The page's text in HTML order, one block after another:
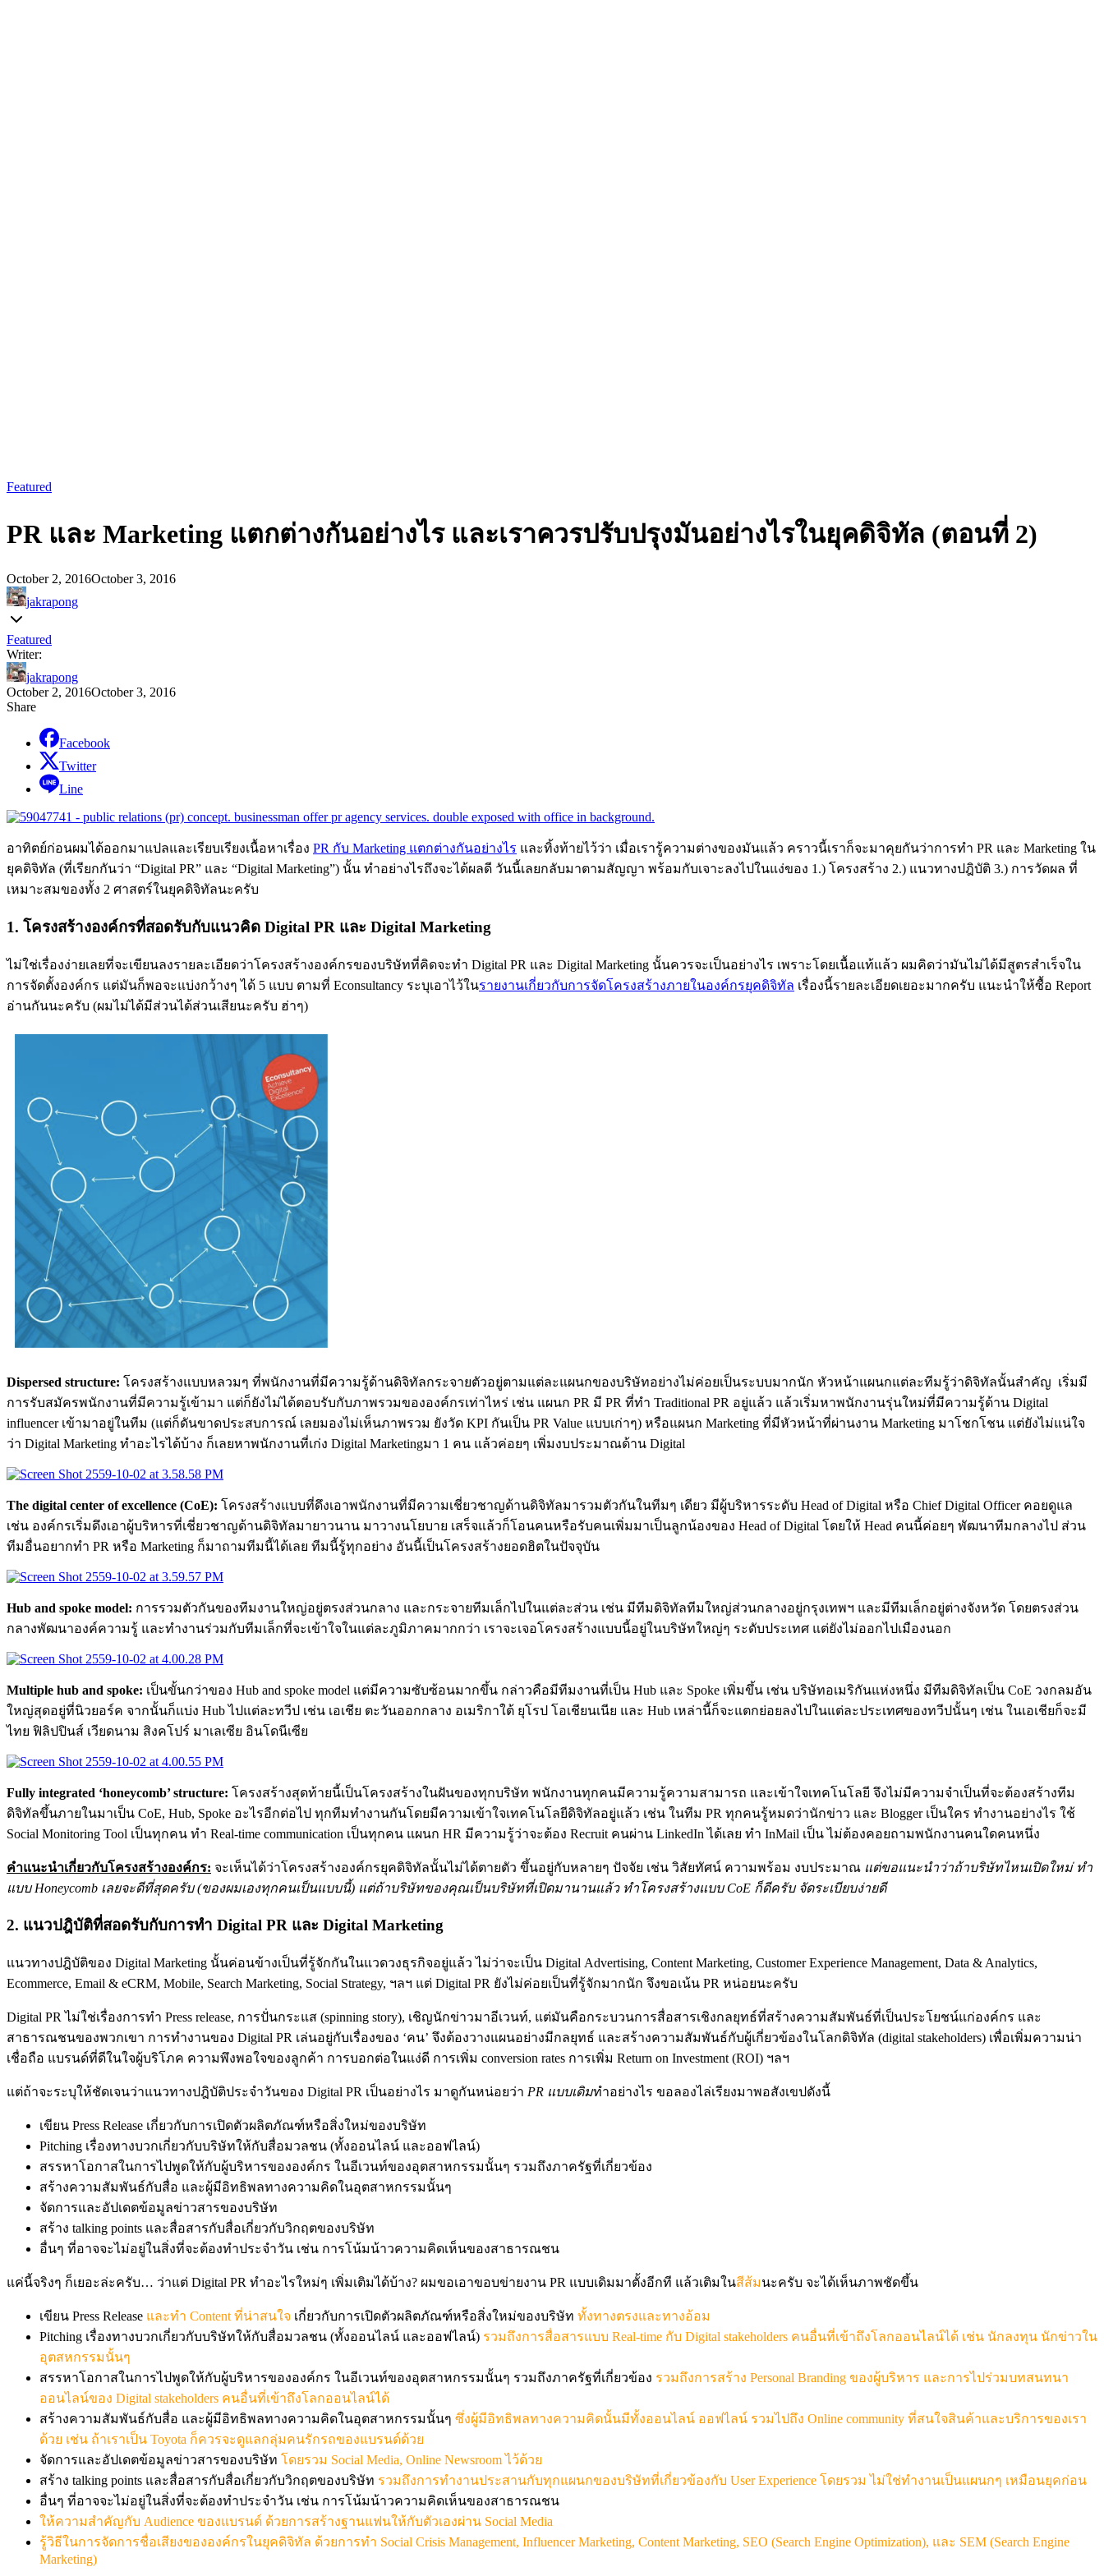
Featured
PR และ Marketing แตกต่างกันอย่างไร และเราควรปรับปรุงมันอย่างไรในยุคดิจิทัล (ตอนที่ 2)
October 2, 2016October 3, 2016
jakrapong
Featured
Writer:
jakrapong
October 2, 2016October 3, 2016
Share
Facebook
Twitter
Line
อาทิตย์ก่อนผมได้ออกมาแปลและเรียบเรียงเนื้อหาเรื่อง PR กับ Marketing แตกต่างกันอย่างไร และทิ้งท้ายไว้ว่า เมื่อเรารู้ความต่างของมันแล้ว คราวนี้เราก็จะมาคุยกันว่าการทำ PR และ Marketing ใน
ยุคดิจิทัล (ที่เรียกกันว่า “Digital PR” และ “Digital Marketing”) นั้น ทำอย่างไรถึงจะได้ผลดี วันนี้เลยกลับมาตามสัญญา พร้อมกับเจาะลงไปในแง่ของ 1.) โครงสร้าง 2.) แนวทางปฎิบัติ 3.) การวัดผล ที่
เหมาะสมของทั้ง 2 ศาสตร์ในยุคดิจิทัลนะครับ
1. โครงสร้างองค์กรที่สอดรับกับแนวคิด Digital PR และ Digital Marketing
ไม่ใช่เรื่องง่ายเลยที่จะเขียนลงรายละเอียดว่าโครงสร้างองค์กรของบริษัทที่คิดจะทำ Digital PR และ Digital Marketing นั้นควรจะเป็นอย่างไร เพราะโดยเนื้อแท้แล้ว ผมคิดว่ามันไม่ได้มีสูตรสำเร็จใน
การจัดตั้งองค์กร แต่มันก็พอจะแบ่งกว้างๆ ได้ 5 แบบ ตามที่ Econsultancy ระบุเอาไว้ในรายงานเกี่ยวกับการจัดโครงสร้างภายในองค์กรยุคดิจิทัล เรื่องนี้รายละเอียดเยอะมากครับ แนะนำให้ซื้อ Report
อ่านกันนะครับ (ผมไม่ได้มีส่วนได้ส่วนเสียนะครับ ฮ่าๆ)
Dispersed structure: โครงสร้างแบบหลวมๆ ที่พนักงานที่มีความรู้ด้านดิจิทัลกระจายตัวอยู่ตามแต่ละแผนกของบริษัทอย่างไม่ค่อยเป็นระบบมากนัก หัวหน้าแผนกแต่ละทีมรู้ว่าดิจิทัลนั้นสำคัญ เริ่มมี
การรับสมัครพนักงานที่มีความรู้เข้ามา แต่ก็ยังไม่ได้ตอบรับกับภาพรวมขององค์กรเท่าไหร่ เช่น แผนก PR มี PR ที่ทำ Traditional PR อยู่แล้ว แล้วเริ่มหาพนักงานรุ่นใหม่ที่มีความรู้ด้าน Digital
influencer เข้ามาอยู่ในทีม (แต่ก็ดันขาดประสบการณ์ เลยมองไม่เห็นภาพรวม ยังวัด KPI กันเป็น PR Value แบบเก่าๆ) หรือแผนก Marketing ที่มีหัวหน้าที่ผ่านงาน Marketing มาโชกโชน แต่ยังไม่แน่ใจ
ว่า Digital Marketing ทำอะไรได้บ้าง ก็เลยหาพนักงานที่เก่ง Digital Marketingมา 1 คน แล้วค่อยๆ เพิ่มงบประมาณด้าน Digital
The digital center of excellence (CoE): โครงสร้างแบบที่ดึงเอาพนักงานที่มีความเชี่ยวชาญด้านดิจิทัลมารวมตัวกันในทีมๆ เดียว มีผู้บริหารระดับ Head of Digital หรือ Chief Digital Officer คอยดูแล
เช่น องค์กรเริ่มดึงเอาผู้บริหารที่เชี่ยวชาญด้านดิจิทัลมายาวนาน มาวางนโยบาย เสร็จแล้วก็โอนคนหรือรับคนเพิ่มมาเป็นลูกน้องของ Head of Digital โดยให้ Head คนนี้ค่อยๆ พัฒนาทีมกลางไป ส่วน
ทีมอื่นอยากทำ PR หรือ Marketing ก็มาถามทีมนี้ได้เลย ทีมนี้รู้ทุกอย่าง อันนี้เป็นโครงสร้างยอดฮิตในปัจจุบัน
Hub and spoke model: การรวมตัวกันของทีมงานใหญ่อยู่ตรงส่วนกลาง และกระจายทีมเล็กไปในแต่ละส่วน เช่น มีทีมดิจิทัลทีมใหญ่ส่วนกลางอยู่กรุงเทพฯ และมีทีมเล็กอยู่ต่างจังหวัด โดยตรงส่วน
กลางพัฒนาองค์ความรู้ และทำงานร่วมกับทีมเล็กที่จะเข้าใจในแต่ละภูมิภาคมากกว่า เราจะเจอโครงสร้างแบบนี้อยู่ในบริษัทใหญ่ๆ ระดับประเทศ แต่ยังไม่ออกไปเมืองนอก
Multiple hub and spoke: เป็นขั้นกว่าของ Hub and spoke model แต่มีความซับซ้อนมากขึ้น กล่าวคือมีทีมงานที่เป็น Hub และ Spoke เพิ่มขึ้น เช่น บริษัทอเมริกันแห่งหนึ่ง มีทีมดิจิทัลเป็น CoE วงกลมอัน
ใหญ่สุดอยู่ที่นิวยอร์ค จากนั้นก็แบ่ง Hub ไปแต่ละทวีป เช่น เอเชีย ตะวันออกกลาง อเมริกาใต้ ยุโรป โอเชียนเนีย และ Hub เหล่านี้ก็จะแตกย่อยลงไปในแต่ละประเทศของทวีปนั้นๆ เช่น ในเอเชียก็จะมี
ไทย ฟิลิปปินส์ เวียดนาม สิงคโปร์ มาเลเซีย อินโดนีเซีย
Fully integrated ‘honeycomb’ structure: โครงสร้างสุดท้ายนี้เป็นโครงสร้างในฝันของทุกบริษัท พนักงานทุกคนมีความรู้ความสามารถ และเข้าใจเทคโนโลยี จึงไม่มีความจำเป็นที่จะต้องสร้างทีม
ดิจิทัลขึ้นภายในมาเป็น CoE, Hub, Spoke อะไรอีกต่อไป ทุกทีมทำงานกันโดยมีความเข้าใจเทคโนโลยีดิจิทัลอยู่แล้ว เช่น ในทีม PR ทุกคนรู้หมดว่านักข่าว และ Blogger เป็นใคร ทำงานอย่างไร ใช้
Social Monitoring Tool เป็นทุกคน ทำ Real-time communication เป็นทุกคน แผนก HR มีความรู้ว่าจะต้อง Recruit คนผ่าน LinkedIn ได้เลย ทำ InMail เป็น ไม่ต้องคอยถามพนักงานคนใดคนหนึ่ง
คำแนะนำเกี่ยวกับโครงสร้างองค์กร: จะเห็นได้ว่าโครงสร้างองค์กรยุคดิจิทัลนั้นไม่ได้ตายตัว ขึ้นอยู่กับหลายๆ ปัจจัย เช่น วิสัยทัศน์ ความพร้อม งบประมาณ แต่ขอแนะนำว่าถ้าบริษัทไหนเปิดใหม่ ทำ
แบบ Honeycomb เลยจะดีที่สุดครับ (ของผมเองทุกคนเป็นแบบนี้) แต่ถ้าบริษัทของคุณเป็นบริษัทที่เปิดมานานแล้ว ทำโครงสร้างแบบ CoE ก็ดีครับ จัดระเบียบง่ายดี
2. แนวปฎิบัติที่สอดรับกับการทำ Digital PR และ Digital Marketing
แนวทางปฎิบัติของ Digital Marketing นั้นค่อนข้างเป็นที่รู้จักกันในแวดวงธุรกิจอยู่แล้ว ไม่ว่าจะเป็น Digital Advertising, Content Marketing, Customer Experience Management, Data & Analytics,
Ecommerce, Email & eCRM, Mobile, Search Marketing, Social Strategy, ฯลฯ แต่ Digital PR ยังไม่ค่อยเป็นที่รู้จักมากนัก จึงขอเน้น PR หน่อยนะครับ
Digital PR ไม่ใช่เรื่องการทำ Press release, การปั่นกระแส (spinning story), เชิญนักข่าวมาอีเวนท์, แต่มันคือกระบวนการสื่อสารเชิงกลยุทธ์ที่สร้างความสัมพันธ์ที่เป็นประโยชน์แก่องค์กร และ
สาธารณชนของพวกเขา การทำงานของ Digital PR เล่นอยู่กับเรื่องของ ‘คน’ จึงต้องวางแผนอย่างมีกลยุทธ์ และสร้างความสัมพันธ์กับผู้เกี่ยวข้องในโลกดิจิทัล (digital stakeholders) เพื่อเพิ่มความน่า
เชื่อถือ แบรนด์ที่ดีในใจผู้บริโภค ความพึงพอใจของลูกค้า การบอกต่อในแง่ดี การเพิ่ม conversion rates การเพิ่ม Return on Investment (ROI) ฯลฯ
แต่ถ้าจะระบุให้ชัดเจนว่าแนวทางปฎิบัติประจำวันของ Digital PR เป็นอย่างไร มาดูกันหน่อยว่า PR แบบเดิมทำอย่างไร ขอลองไล่เรียงมาพอสังเขปดังนี้
เขียน Press Release เกี่ยวกับการเปิดตัวผลิตภัณฑ์หรือสิ่งใหม่ของบริษัท
Pitching เรื่องทางบวกเกี่ยวกับบริษัทให้กับสื่อมวลชน (ทั้งออนไลน์ และออฟไลน์)
สรรหาโอกาสในการไปพูดให้กับผู้บริหารขององค์กร ในอีเวนท์ของอุตสาหกรรมนั้นๆ รวมถึงภาครัฐที่เกี่ยวข้อง
สร้างความสัมพันธ์กับสื่อ และผู้มีอิทธิพลทางความคิดในอุตสาหกรรมนั้นๆ
จัดการและอัปเดตข้อมูลข่าวสารของบริษัท
สร้าง talking points และสื่อสารกับสื่อเกี่ยวกับวิกฤตของบริษัท
อื่นๆ ที่อาจจะไม่อยู่ในสิ่งที่จะต้องทำประจำวัน เช่น การโน้มน้าวความคิดเห็นของสาธารณชน
แค่นี้จริงๆ ก็เยอะล่ะครับ… ว่าแต่ Digital PR ทำอะไรใหม่ๆ เพิ่มเติมได้บ้าง? ผมขอเอาขอบข่ายงาน PR แบบเดิมมาตั้งอีกที แล้วเติมในสีส้มนะครับ จะได้เห็นภาพชัดขึ้น
เขียน Press Release และทำ Content ที่น่าสนใจ เกี่ยวกับการเปิดตัวผลิตภัณฑ์หรือสิ่งใหม่ของบริษัท ทั้งทางตรงและทางอ้อม
Pitching เรื่องทางบวกเกี่ยวกับบริษัทให้กับสื่อมวลชน (ทั้งออนไลน์ และออฟไลน์) รวมถึงการสื่อสารแบบ Real-time กับ Digital stakeholders คนอื่นที่เข้าถึงโลกออนไลน์ได้ เช่น นักลงทุน นักข่าวใน
อุตสหกรรมนั้นๆ
สรรหาโอกาสในการไปพูดให้กับผู้บริหารขององค์กร ในอีเวนท์ของอุตสาหกรรมนั้นๆ รวมถึงภาครัฐที่เกี่ยวข้อง รวมถึงการสร้าง Personal Branding ของผู้บริหาร และการไปร่วมบทสนทนา
ออนไลน์ของ Digital stakeholders คนอื่นที่เข้าถึงโลกออนไลน์ได้
สร้างความสัมพันธ์กับสื่อ และผู้มีอิทธิพลทางความคิดในอุตสาหกรรมนั้นๆ ซึ่งผู้มีอิทธิพลทางความคิดนั้นมีทั้งออนไลน์ ออฟไลน์ รวมไปถึง Online community ที่สนใจสินค้าและบริการของเรา
ด้วย เช่น ถ้าเราเป็น Toyota ก็ควรจะดูแลกลุ่มคนรักรถของแบรนด์ด้วย
จัดการและอัปเดตข้อมูลข่าวสารของบริษัท โดยรวม Social Media, Online Newsroom ไว้ด้วย
สร้าง talking points และสื่อสารกับสื่อเกี่ยวกับวิกฤตของบริษัท รวมถึงการทำงานประสานกับทุกแผนกของบริษัทที่เกี่ยวข้องกับ User Experience โดยรวม ไม่ใช่ทำงานเป็นแผนกๆ เหมือนยุคก่อน
อื่นๆ ที่อาจจะไม่อยู่ในสิ่งที่จะต้องทำประจำวัน เช่น การโน้มน้าวความคิดเห็นของสาธารณชน
ให้ความสำคัญกับ Audience ของแบรนด์ ด้วยการสร้างฐานแฟนให้กับตัวเองผ่าน Social Media
รู้วิธีในการจัดการชื่อเสียงขององค์กรในยุคดิจิทัล ด้วยการทำ Social Crisis Management, Influencer Marketing, Content Marketing, SEO (Search Engine Optimization), และ SEM (Search Engine
Marketing)